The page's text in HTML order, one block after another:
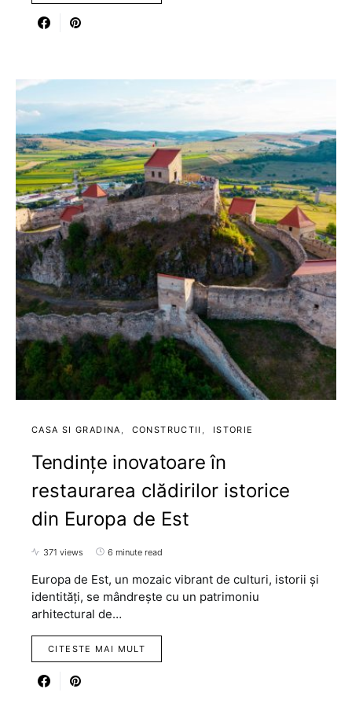
CASA SI GRADINA CONSTRUCTII ISTORIE
Tendințe inovatoare în
restaurarea clădirilor istorice
din Europa de Est
371 views 6 minute read
Europa de Est, un mozaic vibrant de culturi, istorii și
identități, se mândrește cu un patrimoniu
arhitectural de…
CITESTE MAI MULT